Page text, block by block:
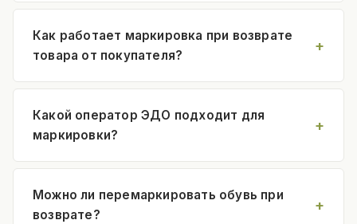
Как работает маркировка при возврате
товара от покупателя?
Какой оператор ЭДО подходит для
маркировки?
Можно ли перемаркировать обувь при
возврате?